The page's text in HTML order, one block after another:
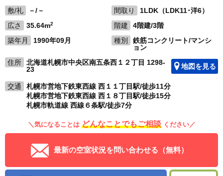
敷/礼
－/－ 間取り
1LDK（LDK11･洋6）
広さ
35.64m2 階建
4階建/3階
築年月
1990年09月 種別
鉄筋コンクリート/マンシ
ョン
住所
北海道札幌市中央区南五条西１２丁目 1298-
23
地図を見る
交通
札幌市営地下鉄東西線 西１１丁目駅/徒歩11分
札幌市営地下鉄東西線 西１８丁目駅/徒歩15分
札幌市軌道線 西線６条駅/徒歩7分
＼気になることは どんなことでもご相談 ください／
最新の空室状況を問い合わせる（無料）